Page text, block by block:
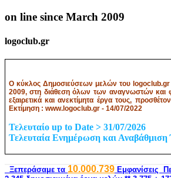
on line since March 2009
logoclub.gr
Ο κύκλος Δημοσιεύσεων μελών του logoclub.gr
2009, στη διάθεση όλων των αναγνωστών και
εξαιρετικά και ανεκτίμητα έργα τους,
Εκτίμηση : www.logoclub.gr - 14/07/2022
Τελευταίο up to Date > 31/07/2026
Τελευταία Ενημέρωση και
Ξεπεράσαμε τα 10.000.739 Eμφανίσεις